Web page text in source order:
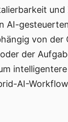
und
AI-
von der
der
AI-